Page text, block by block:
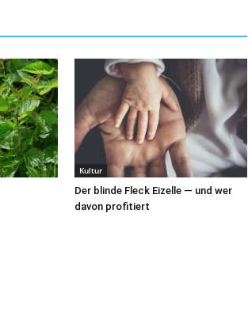
Kultur
Der blinde Fleck Eizelle — und wer
davon profitiert